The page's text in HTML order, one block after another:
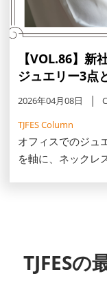
【VOL.86】新
ジュエリー3点
2026年04月08日
TJFES Column
オフィスでのジュ
を軸に、ネックレ
添えるコツをご紹
TJFESの